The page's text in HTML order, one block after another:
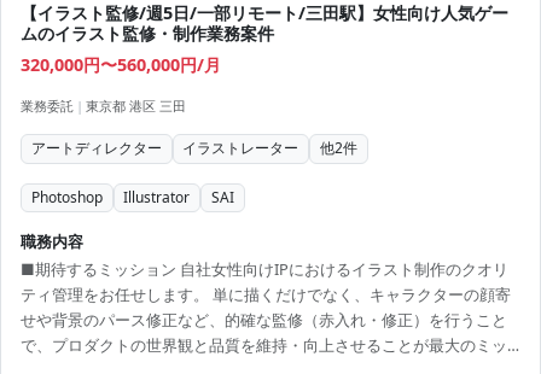
【イラスト監修/週5日/一部リモート/三田駅】女性向け人気ゲー
ムのイラスト監修・制作業務案件
320,000円〜560,000円/月
業務委託 | 東京都 港区 三田
アートディレクター イラストレーター 他2件
Photoshop Illustrator SAI
職務内容
■期待するミッション 自社女性向けIPにおけるイラスト制作のクオリ
ティ管理をお任せします。 単に描くだけでなく、キャラクターの顔寄
せや背景のパース修正など、的確な監修（赤入れ・修正）を行うこと
で、プロダクトの世界観と品質を維持・向上させることが最大のミッ